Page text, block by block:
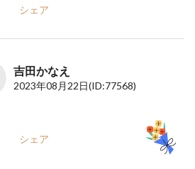
シェア
吉田かなえ
2023年08月22日(ID:77568)
シェア